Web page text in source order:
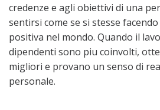
credenze e agli obiettivi di una
sentirsi come se si stesse
positiva nel mondo. Quando il
dipendenti sono piu coinvolti,
migliori e provano un senso di
personale.